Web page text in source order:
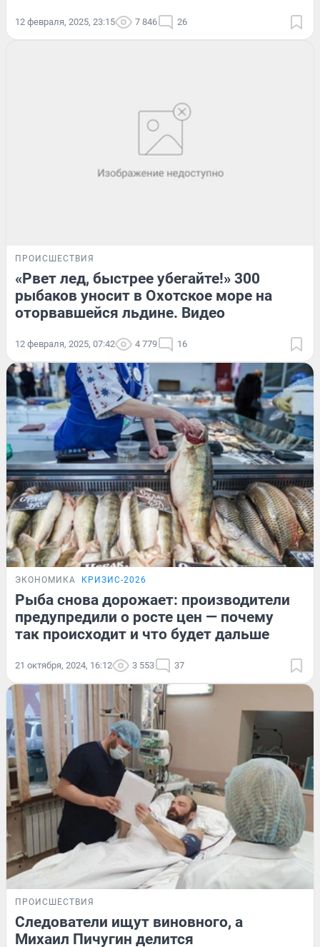
12 февраля, 2025, 23:15 7 846 26
ПРОИСШЕСТВИЯ
«Рвет лед, быстрее убегайте!» 300
рыбаков уносит в Охотское море на
оторвавшейся льдине. Видео
12 февраля, 2025, 07:42 4 779 16
ЭКОНОМИКА КРИЗИС-2026
Рыба снова дорожает: производители
предупредили о росте цен — почему
так происходит и что будет дальше
21 октября, 2024, 16:12 3 553 37
ПРОИСШЕСТВИЯ
Следователи ищут виновного, а
Михаил Пичугин делится